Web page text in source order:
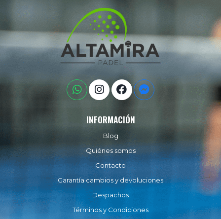
INFORMACIÓN
Blog
Quiénes somos
Contacto
Garantía cambios y devoluciones
Despachos
Términos y Condiciones